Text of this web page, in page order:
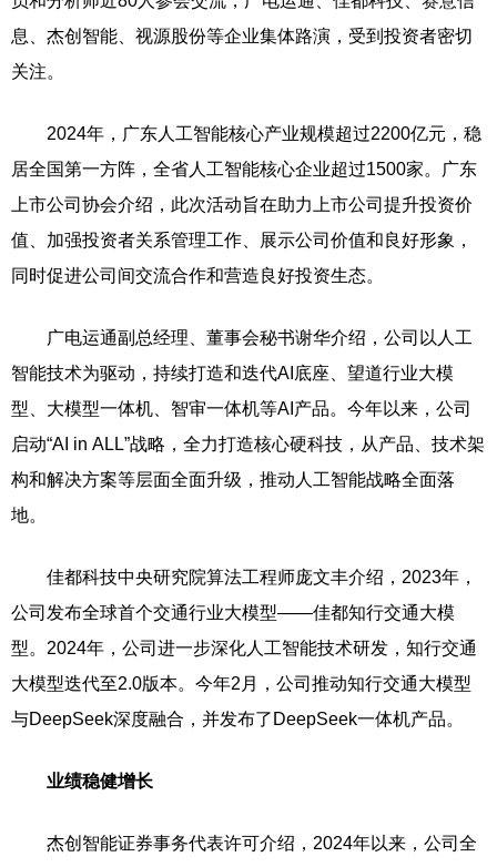
息、杰创智能、视源股份等企业集体路演，受到投资者密切
关注。
2024年，广东人工智能核心产业规模超过2200亿元，稳
居全国第一方阵，全省人工智能核心企业超过1500家。广东
上市公司协会介绍，此次活动旨在助力上市公司提升投资价
值、加强投资者关系管理工作、展示公司价值和良好形象，
同时促进公司间交流合作和营造良好投资生态。
广电运通副总经理、董事会秘书谢华介绍，公司以人工
智能技术为驱动，持续打造和迭代AI底座、望道行业大模
型、大模型一体机、智审一体机等AI产品。今年以来，公司
启动“AI in ALL”战略，全力打造核心硬科技，从产品、技术架
构和解决方案等层面全面升级，推动人工智能战略全面落
地。
佳都科技中央研究院算法工程师庞文丰介绍，2023年，
公司发布全球首个交通行业大模型——佳都知行交通大模
型。2024年，公司进一步深化人工智能技术研发，知行交通
大模型迭代至2.0版本。今年2月，公司推动知行交通大模型
与DeepSeek深度融合，并发布了DeepSeek一体机产品。
业绩稳健增长
杰创智能证券事务代表许可介绍，2024年以来，公司全